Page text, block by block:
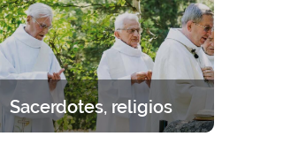
actividades.
Sacerdotes, religios